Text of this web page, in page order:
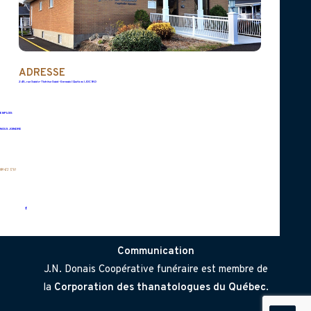
ADRESSE
245, rue Sainte-Thérèse Saint-Germain (Québec) J0C 1K0
EMPLOIS
NOUS JOINDRE
819 472-3730
temps pour nous aviser d'un
décès.
© 2026 JN.DONAIS. Tous droits réservés.EMBLÈME
Communication
J.N. Donais Coopérative funéraire est membre de
la Corporation des thanatologues du Québec.